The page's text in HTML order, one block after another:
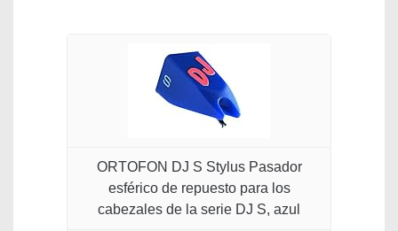
ORTOFON DJ S Stylus Pasador
esférico de repuesto para los
cabezales de la serie DJ S, azul